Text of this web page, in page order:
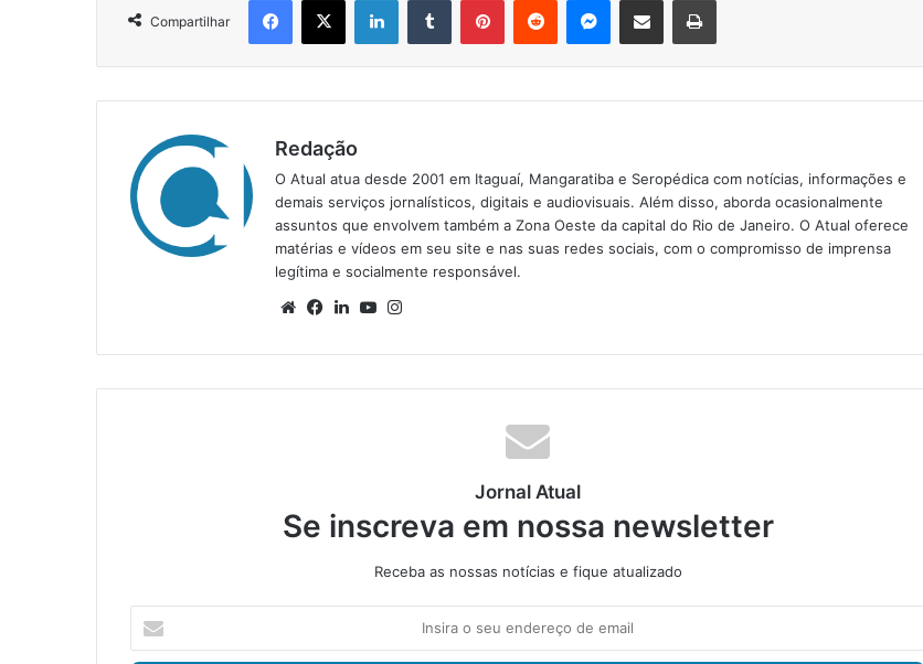
Compartilhar
Redação
O Atual atua desde 2001 em Itaguaí, Mangaratiba e Seropédica com notícias, informações e
demais serviços jornalísticos, digitais e audiovisuais. Além disso, aborda ocasionalmente
assuntos que envolvem também a Zona Oeste da capital do Rio de Janeiro. O Atual oferece
matérias e vídeos em seu site e nas suas redes sociais, com o compromisso de imprensa
legítima e socialmente responsável.
We
te
Fa
bo
ok
Lin
din
Yo
ub
e
ra
m
Jornal Atual
Se inscreva em nossa newsletter
Receba as nossas notícias e fique atualizado